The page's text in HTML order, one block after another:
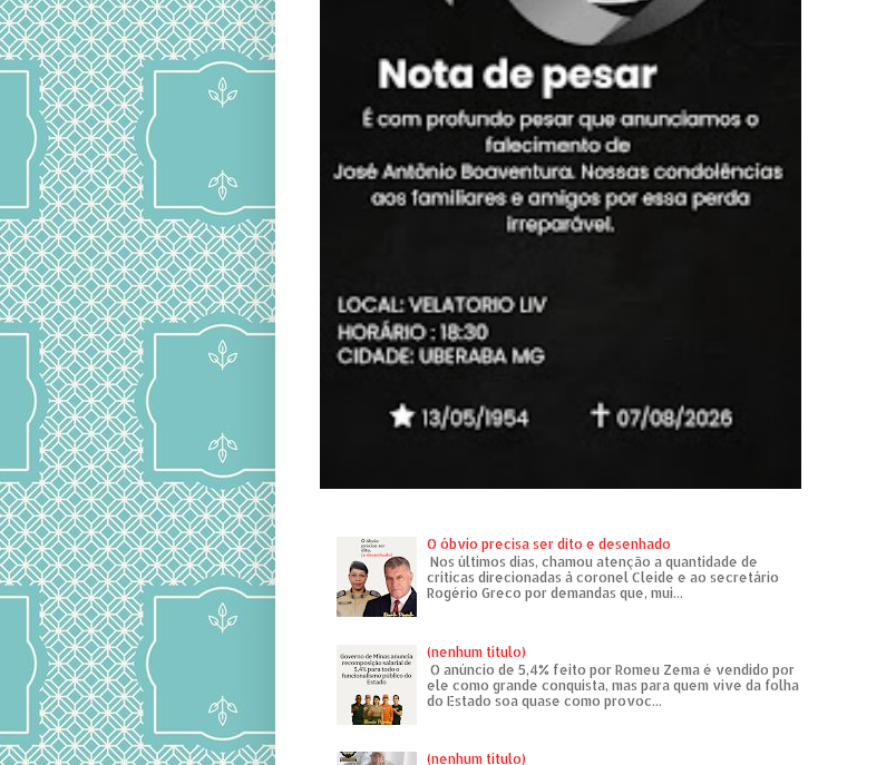
O óbvio precisa ser dito e desenhado
Nos últimos dias, chamou atenção a quantidade de
críticas direcionadas à coronel Cleide e ao secretário
Rogério Greco por demandas que, mui...
(nenhum título)
O anúncio de 5,4% feito por Romeu Zema é vendido por
ele como grande conquista, mas para quem vive da folha
do Estado soa quase como provoc...
(nenhum título)